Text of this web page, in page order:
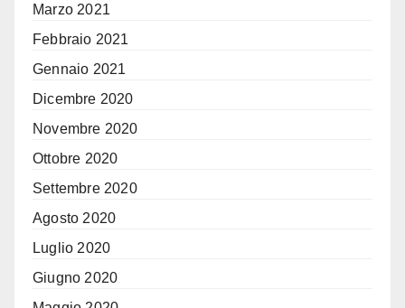
Marzo 2021
Febbraio 2021
Gennaio 2021
Dicembre 2020
Novembre 2020
Ottobre 2020
Settembre 2020
Agosto 2020
Luglio 2020
Giugno 2020